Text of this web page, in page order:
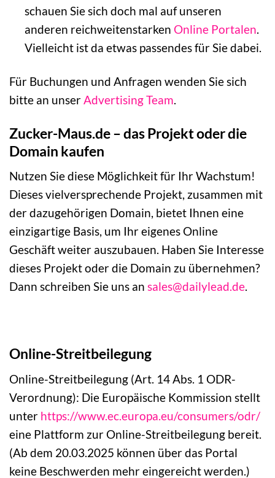
schauen Sie sich doch mal auf unseren
anderen reichweitenstarken Online Portalen.
Vielleicht ist da etwas passendes für Sie dabei.
Für Buchungen und Anfragen wenden Sie sich
bitte an unserAdvertising Team.
Zucker-Maus.de – das Projekt oder die
Domain kaufen
Nutzen Sie diese Möglichkeit für Ihr Wachstum!
Dieses vielversprechende Projekt, zusammen mit
der dazugehörigen Domain, bietet Ihnen eine
einzigartige Basis, um Ihr eigenes Online
Geschäft weiter auszubauen. Haben Sie Interesse
dieses Projekt oder die Domain zu übernehmen?
Dann schreiben Sie uns an sales@dailylead.de.
Online-Streitbeilegung
Online-Streitbeilegung (Art. 14 Abs. 1 ODR-
Verordnung): Die Europäische Kommission stellt
unter https://www.ec.europa.eu/consumers/odr/
eine Plattform zur Online-Streitbeilegung bereit.
(Ab dem 20.03.2025 können über das Portal
keine Beschwerden mehr eingereicht werden.)